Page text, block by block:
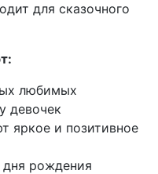
для сказочного
любимых
девочек
яркое и позитивное
рождения